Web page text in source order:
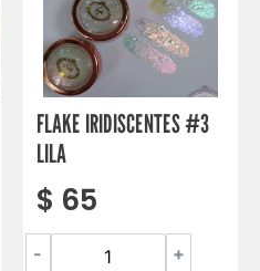
FLAKE IRIDISCENTES #3
LILA
$ 65
- +